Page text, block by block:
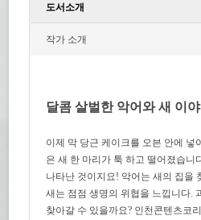
도서소개
작가 소개
달콤 살벌한 악어와 새 이야
이제 막 당근 케이크를 오븐 안에 넣
은 새 한 마리가 툭 하고 떨어졌습니
나타난 것이지요! 악어는 새의 집을
새는 점점 생명의 위협을 느낍니다.
찾아갈 수 있을까요? 인천콘텐츠코